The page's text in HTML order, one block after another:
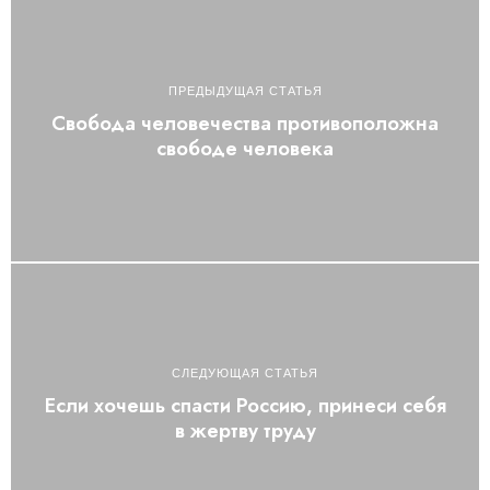
ПРЕДЫДУЩАЯ СТАТЬЯ
Свобода человечества противоположна
свободе человека
СЛЕДУЮЩАЯ СТАТЬЯ
Если хочешь спасти Россию, принеси себя
в жертву труду